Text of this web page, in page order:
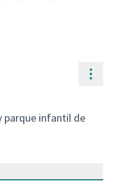
parque infantil de